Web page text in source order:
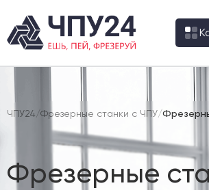
ЧПУ24/Фрезерные станки с ЧПУ/
Фрезерные